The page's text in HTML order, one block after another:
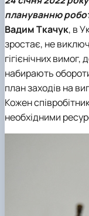
Відомі
ІІ етап
плануванню
Вадим Ткачук, в
зростає, не
гігієнічних
набирають
план заходів на
Кожен
необхідними